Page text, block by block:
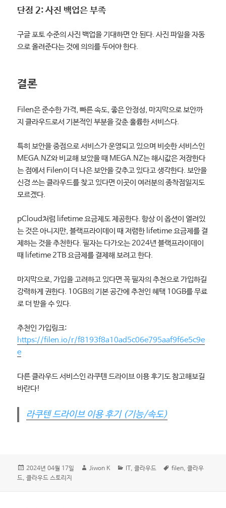
단점 2: 사진 백업은 부족
구글 포토 수준의 사진 백업을 기대하면 안 된다. 사진 파일을 자동
으로 올려준다는 것에 의의를 두어야 한다.
결론
Filen은 준수한 가격, 빠른 속도, 좋은 안정성, 마지막으로 보안까
지 클라우드로서 기본적인 부분을 갖춘 훌륭한 서비스다.
특히 보안을 중점으로 서비스가 운영되고 있으며 비슷한 서비스인
MEGA.NZ와 비교해 보았을 때 MEGA.NZ는 해시값은 저장한다
는 점에서 Filen이 더 나은 보안을 갖추고 있다고 생각한다. 보안을
신경 쓰는 클라우드를 찾고 있다면 이곳이 여러분의 종착점일지도
모르겠다.
pCloud처럼 lifetime 요금제도 제공한다. 항상 이 옵션이 열려있
는 것은 아니지만, 블랙프라이데이 때 저렴한 lifetime 요금제를 결
제하는 것을 추천한다. 필자는 다가오는 2024년 블랙프라이데이
때 lifetime 2TB 요금제를 결제해 보려고 한다.
마지막으로, 가입을 고려하고 있다면 꼭 필자의 추천으로 가입하길
강력하게 권한다. 10GB의 기본 공간에 추천인 혜택 10GB를 무료
로 더 받을 수 있다.
추천인 가입링크:
https://filen.io/r/f8193f8a10ad5c06e795aaf9f6e5c9e
e
다른 클라우드 서비스인 라쿠텐 드라이브 이용 후기도 참고해보길
바란다!
라쿠텐 드라이브 이용 후기 (기능/속도)
작
성
2024년 04월 17일
글
Jiwon K
카
IT,클라우드
태
filen,클라우
드,클라우드 스토리지